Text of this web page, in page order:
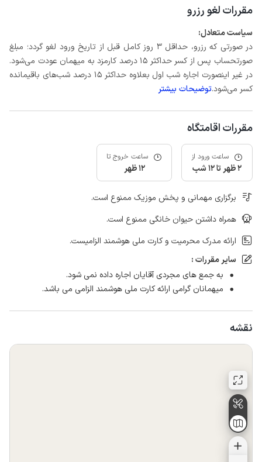
مقررات لغو رزرو
سیاست متعادل:
در صورتی که رزرو، حداقل 3 روز کامل قبل از تاریخ ورود لغو گردد؛ مبلغ
صورتحساب پس از کسر حداکثر 15 درصد کارمزد به میهمان عودت می‌شود.
در غیر اینصورت اجاره شب اول بعلاوه حداکثر 15 درصد شب‌های باقیمانده
کسر می‌شود.توضیحات بیشتر
مقررات اقامتگاه
ساعت ورود از
2 ظهر تا 12 شب
ساعت خروج تا
12 ظهر
برگزاری مهمانی و پخش موزیک ممنوع است.
همراه داشتن حیوان خانگی ممنوع است.
ارائه مدرک محرمیت و کارت ملی هوشمند الزامیست.
سایر مقررات :
به جمع های مجردی آقایان اجاره داده نمی شود.
میهمانان گرامی ارائه کارت ملی هوشمند الزامی می باشد.
نقشه